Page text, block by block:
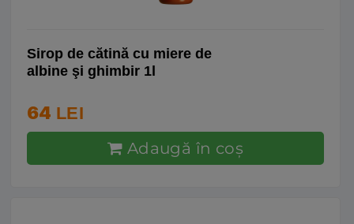
Sirop de cătină cu miere de
albine şi ghimbir 1l
64 LEI
Adaugă în coş